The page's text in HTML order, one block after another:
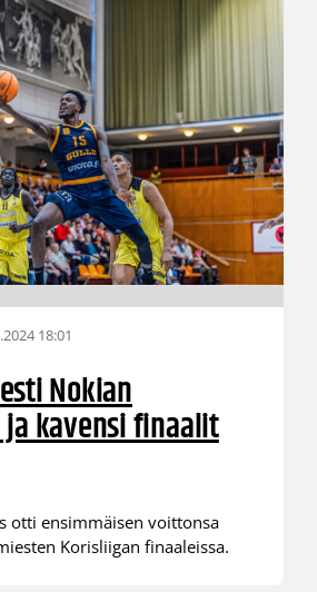
18:01
Nokian
kavensi finaalit
otti ensimmäisen voittonsa
Korisliigan finaaleissa.